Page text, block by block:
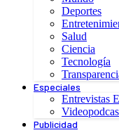
Deportes
Salud
Ciencia
Tecnología
Especiales
Entrevistas
Publicidad